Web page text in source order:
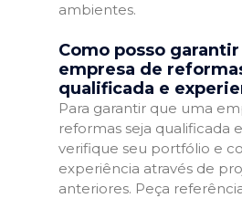
ambientes.
Como posso
empresa de
qualificada e
Para garantir que uma
reformas seja qualificada
verifique seu portfólio e
experiência através de
anteriores. Peça